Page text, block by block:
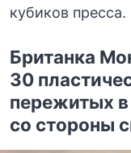
кубиков пресса.
Британка
30
пережитых в
со стороны